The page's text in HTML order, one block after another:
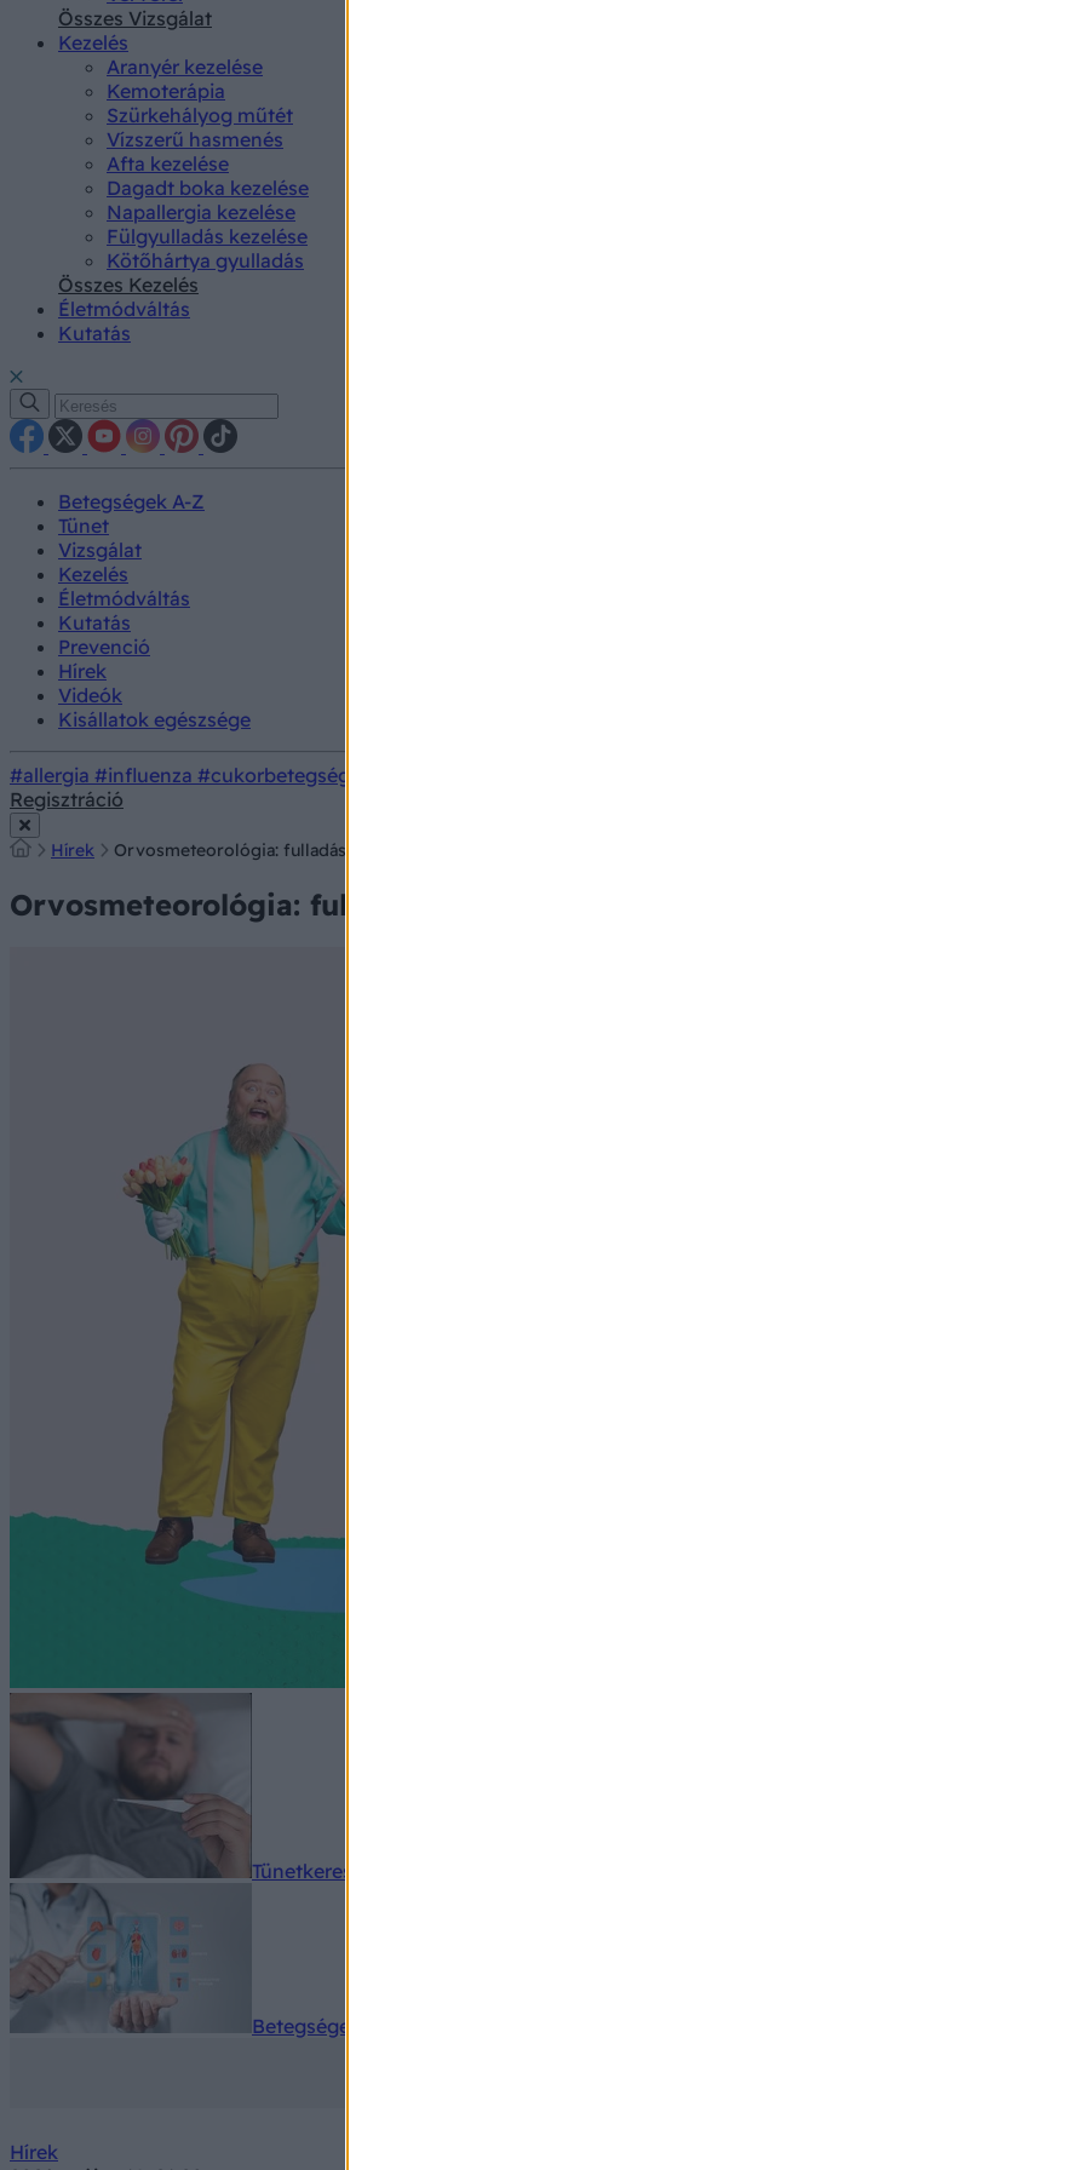
Összes Vizsgálat
Kezelés
Aranyér kezelése
Kemoterápia
Szürkehályog műtét
Vízszerű hasmenés
Afta kezelése
Dagadt boka kezelése
Napallergia kezelése
Fülgyulladás kezelése
Kötőhártya gyulladás
Összes Kezelés
Életmódváltás
Kutatás
Betegségek A-Z
Tünet
Vizsgálat
Kezelés
Életmódváltás
Kutatás
Prevenció
Hírek
Videók
Kisállatok egészsége
#allergia #influenza #cukorbetegség
Regisztráció
Hírek Orvosmeteorológia: fulladást és nehézlégzést okozhat a mostani időjárási helyzet
Orvosmeteorológia: fulladást és nehézlégzést okozhat a mostani
Tünetkereső
Betegségek A-Z
Hírek